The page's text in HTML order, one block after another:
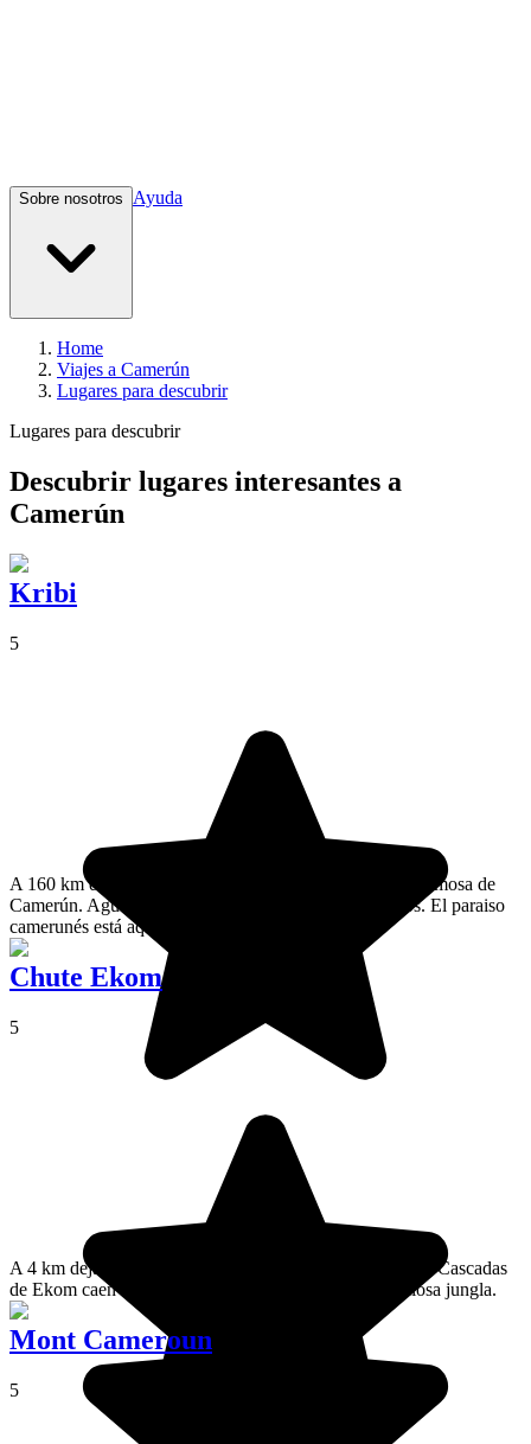
Sobre nosotros Ayuda
Home
Viajes a Camerún
Lugares para descubrir
Lugares para descubrir
Descubrir lugares interesantes a
Camerún
Kribi
5
A 160 km de Duala, Kribi es la estación balnearia más famosa de
Camerún. Agua caliente, playa de arena fina, cocoteros. El paraiso
camerunés está aqui.
Chute Ekom
5
A 4 km dejando la ruta entre Melong y Nkongsamba, las Cascadas
de Ekom caen desde 80 metros, en medio de una preciosa jungla.
Mont Cameroun
5